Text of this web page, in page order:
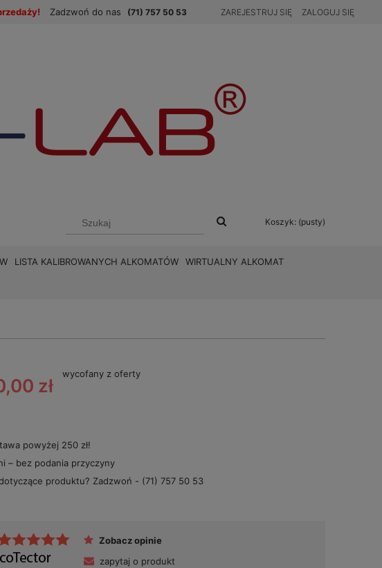
Zadzwoń do nas (71) 757 50 53 ZAREJESTRUJ SIĘ ZALOGUJ SIĘ
Koszyk: (pusty)
LISTA KALIBROWANYCH ALKOMATÓW
WIRTUALNY ALKOMAT
wycofany z oferty
zł
powyżej 250 zł!
– bez podania przyczyny
produktu? Zadzwoń - (71) 757 50 53
Zobacz opinie
zapytaj o produkt